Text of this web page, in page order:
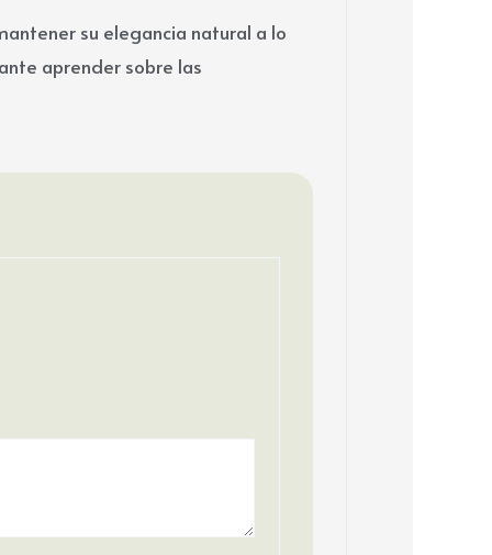
su elegancia natural a lo
aprender sobre las